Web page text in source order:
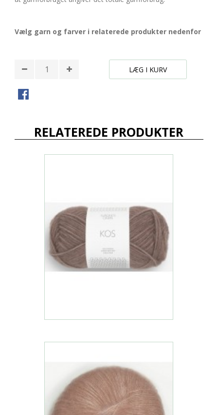
Vælg garn og farver i relaterede produkter nedenfor
LÆG I KURV
RELATEREDE PRODUKTER